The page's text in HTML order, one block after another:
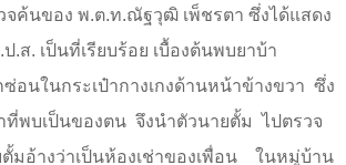
จค้นของ พ.ต.ท.ณัฐวุฒิ เพ็ชรตา ซึ่งได้แสดง
.ส. เป็นที่เรียบร้อย เบื้องต้นพบยาบ้า
ซ่อนในกระเป๋ากางเกงด้านหน้าข้างขวา ซึ่ง
ที่พบเป็นของตน จึงนำตัวนายตั้ม ไปตรวจ
มอ้างว่าเป็นห้องเช่าของเพื่อน
ในหมู่บ้าน